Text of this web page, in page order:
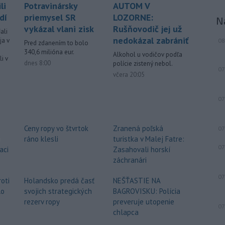
(SHMÚ) v stredu zaznamenali nový
absolútny rekord teploty vzduchu. V
Kamenici nad Hronom v okrese Nové
Zámky dosiahla teplota v stredu
popoludní 41,4 stupňa Celzia.
- Ukrajinské úrady v stredu
postup ruských jednotiek v blízkom
- Slovenská republika si v
Chorvátsku uctila pamiatku dvoch
slovenských vojakov, ktorí zahynuli pri
plnení úloh v mierovej misii
Organizácie Spojených národov
UNPROFOR v bývalej Juhoslávii.
v
v
Potravinársky
priemysel SR
vykázal vlani zisk
Pred zdanením to bolo
340,6 milióna eur.
dnes 8:00
Ceny ropy vo štvrtok
ráno klesli
Holandsko predá časť
svojich strategických
rezerv ropy
AUTOM V
LOZORNE:
Rušňovodič jej už
nedokázal zabrániť
Alkohol u vodičov podľa
polície zistený nebol.
včera 20:05
Zranená poľská
turistka v Malej Fatre:
Zasahovali horskí
záchranári
NEŠŤASTIE NA
BAGROVISKU: Polícia
preveruje utopenie
chlapca